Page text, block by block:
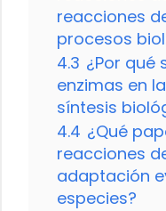
reacciones
procesos
4.3 ¿Por qué
enzimas en
síntesis
4.4 ¿Qué
reacciones
adaptación
especies?